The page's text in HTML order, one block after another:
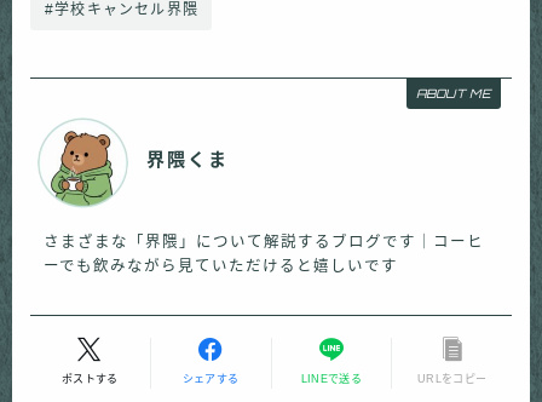
#学校キャンセル界隈
ABOUT ME
界隈くま
さまざまな「界隈」について解説するブログです｜コーヒ
ーでも飲みながら見ていただけると嬉しいです
ポストする シェアする LINEで送る URLをコピー